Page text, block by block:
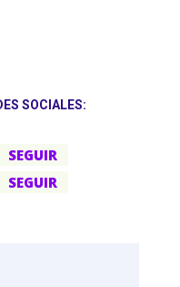
SOCIALES:
SEGUIR
SEGUIR